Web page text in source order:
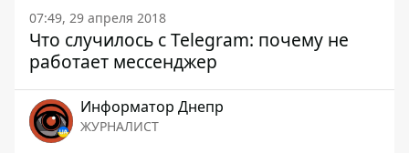
07:49, 29 апреля 2018
Что случилось с Telegram: почему не
работает мессенджер
Информатор Днепр
ЖУРНАЛИСТ